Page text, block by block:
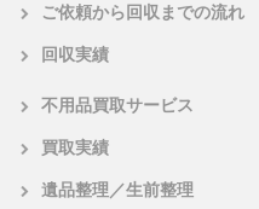
ご依頼から回収までの流れ
回収実績
不用品買取サービス
買取実績
遺品整理／生前整理